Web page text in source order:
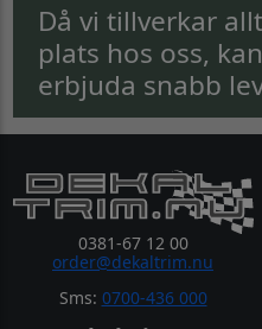
Då vi tillverkar
plats hos oss,
erbjuda snabb
0381-67 12 00
order@dekaltrim.nu
Sms: 0700-436 000